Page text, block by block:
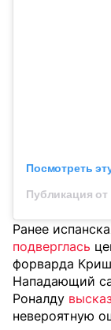
Посмотреть
Ранее
подверглась
форварда
Нападающий
Роналду
невероятную